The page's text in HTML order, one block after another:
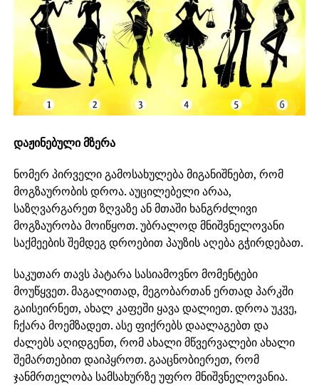
დაჟინებული მზერა
ნომერ პირველი გამოსახულება მიგანიშნებთ, რომ
მოგზაურობის დროა. აუცილებელი არაა,
საზღვარგარეთ ზღვაზე ან მთაში ხანგრძლივი
მოგზაურობა მოიწყოთ. უბრალოდ მნიშვნელოვანი
საქმეების შემდეგ დროებით პაუზის აღება გჭირდებათ.
საკუთარ თავს პატარა სასიამოვნო მომენტები
მოუწყვეთ. მაგალითად, მეგობართან ერთად პარკში
გაისეირნეთ, ახალ კაფეში ყავა დალიეთ. დროა უკვე,
ჩქარა მოემზადეთ. ასე ფიქრებს დაალაგებთ და
ძალებს აღიდგენთ, რომ ახალი მწვერვალები ახალი
შემართებით დაიპყროთ. გააცნობიერეთ, რომ
ჯანმრთელობა სამსახურზე უფრო მნიშვნელოვანია.